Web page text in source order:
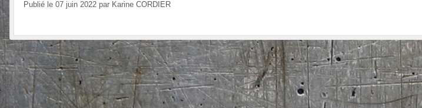
Publié le 07 juin 2022 par Karine CORDIER